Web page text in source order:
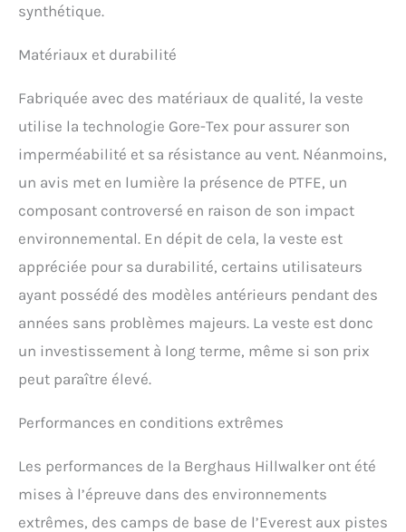
Certaines choses ne
changeront jamais
synthétique.
Matériaux et durabilité
Fabriquée avec des matériaux de qualité, la veste
utilise la technologie Gore-Tex pour assurer son
imperméabilité et sa résistance au vent. Néanmoins,
un avis met en lumière la présence de PTFE, un
composant controversé en raison de son impact
environnemental. En dépit de cela, la veste est
appréciée pour sa durabilité, certains utilisateurs
ayant possédé des modèles antérieurs pendant des
années sans problèmes majeurs. La veste est donc
un investissement à long terme, même si son prix
peut paraître élevé.
Performances en conditions extrêmes
Les performances de la Berghaus Hillwalker ont été
mises à l’épreuve dans des environnements
extrêmes, des camps de base de l’Everest aux pistes